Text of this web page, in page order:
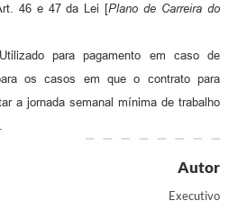
46 e 47 da Lei [Plano de Carreira do
para pagamento em caso de
os casos em que o contrato para
a jornada semanal mínima de trabalho
Autor
Executivo